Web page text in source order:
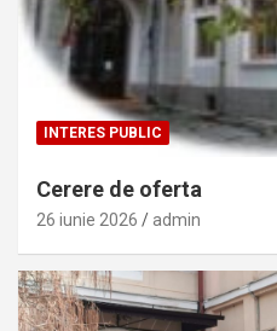
INTERES PUBLIC
Cerere de oferta
26 iunie 2026 admin